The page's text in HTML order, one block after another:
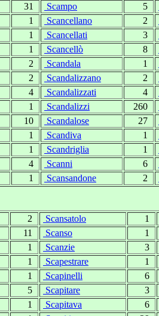
31 Scampo 5
1 Scancellano 2
1 Scancellati 3
1 Scancellò 8
2 Scandala 1
2 Scandalizzano 2
4 Scandalizzati 4
1 Scandalizzi 260
10 Scandalose 27
1 Scandiva 1
1 Scandriglia 1
4 Scanni 6
1 Scansandone 2
2 Scansatolo
1
11 Scanso
1
1 Scanzie
3
1 Scapestrare
1
1 Scapinelli
6
5 Scapitare
3
1 Scapitava
6